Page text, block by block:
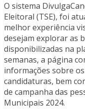
O sistema
Eleitoral (TSE), foi
melhor experiência
desejam explorar as
disponibilizadas na
semanas, a página
informações sobre
candidaturas, bem
de campanha das
Municipais 2024.